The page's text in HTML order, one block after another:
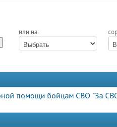
или на:
помощи бойцам СВО "За